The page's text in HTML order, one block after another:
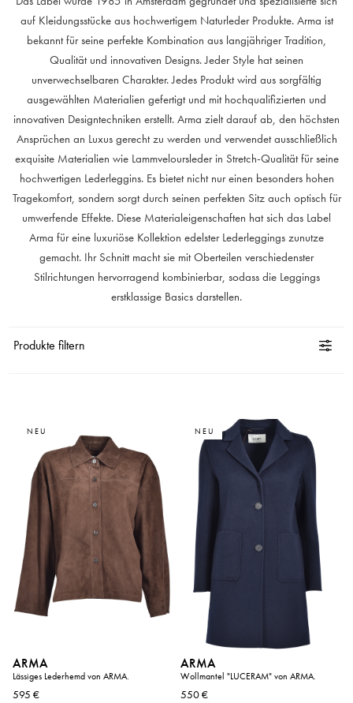
auf Kleidungsstücke aus hochwertigem Naturleder Produkte. Arma ist
bekannt für seine perfekte Kombination aus langjähriger Tradition,
Qualität und innovativen Designs. Jeder Style hat seinen
unverwechselbaren Charakter. Jedes Produkt wird aus sorgfältig
ausgewählten Materialien gefertigt und mit hochqualifizierten und
innovativen Designtechniken erstellt. Arma zielt darauf ab, den höchsten
Ansprüchen an Luxus gerecht zu werden und verwendet ausschließlich
exquisite Materialien wie Lammveloursleder in Stretch-Qualität für seine
hochwertigen Lederleggins. Es bietet nicht nur einen besonders hohen
Tragekomfort, sondern sorgt durch seinen perfekten Sitz auch optisch für
umwerfende Effekte. Diese Materialeigenschaften hat sich das Label
Arma für eine luxuriöse Kollektion edelster Lederleggings zunutze
gemacht. Ihr Schnitt macht sie mit Oberteilen verschiedenster
Stilrichtungen hervorragend kombinierbar, sodass die Leggings
erstklassige Basics darstellen.
Produkte filtern
NEU
ARMA
Lässiges Lederhemd von ARMA.
595 €
NEU
ARMA
Wollmantel "LUCERAM" von ARMA.
550 €